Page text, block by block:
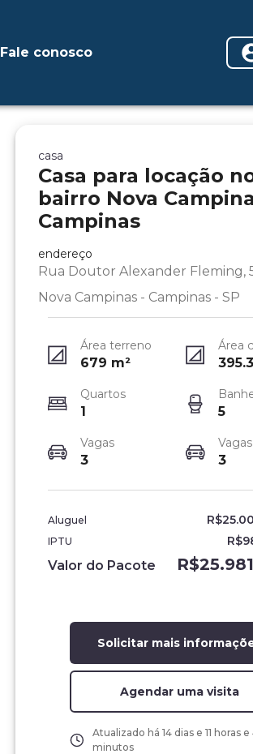
Fale conosco
casa
Casa para locação
bairro Nova
Campinas
endereço
Rua Doutor Alexander Fleming,
Nova Campinas - Campinas - SP
Área terreno
679 m²
Área
Quartos
1 5
Vagas
3 3
Aluguel
IPTU
Valor do Pacote
Solicitar mais
Agendar uma visita
Atualizado há 14 dias e 11 horas e
minutos